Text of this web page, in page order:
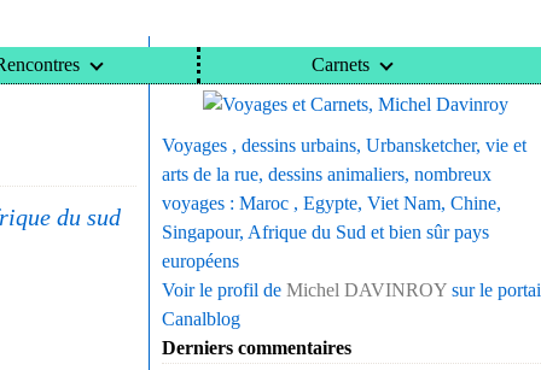
Carnets
du sud
Voyages et Carnets, Michel Davinroy
Voyages , dessins urbains, Urbansketcher, vie et
arts de la rue, dessins animaliers, nombreux
voyages : Maroc , Egypte, Viet Nam, Chine,
Singapour, Afrique du Sud et bien sûr pays
européens
Voir le profil de Michel DAVINROY sur le
Canalblog
Derniers commentaires